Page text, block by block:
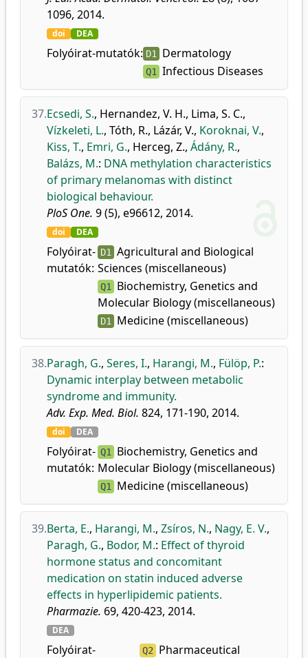
1096, 2014.
doi DEA
Folyóirat-mutatók: D1 Dermatology
Q1 Infectious Diseases
37.Ecsedi, S., Hernandez, V. H., Lima, S. C.,
Vízkeleti, L., Tóth, R., Lázár, V., Koroknai, V.,
Kiss, T., Emri, G., Herceg, Z., Ádány, R.,
Balázs, M.: DNA methylation characteristics
of primary melanomas with distinct
biological behaviour.
PloS One. 9 (5), e96612, 2014.
doi DEA
Folyóirat-
mutatók:
D1 Agricultural and Biological
Sciences (miscellaneous)
Q1 Biochemistry, Genetics and
Molecular Biology (miscellaneous)
D1 Medicine (miscellaneous)
38.Paragh, G., Seres, I., Harangi, M., Fülöp, P.:
Dynamic interplay between metabolic
syndrome and immunity.
Adv. Exp. Med. Biol. 824, 171-190, 2014.
doi DEA
Folyóirat-
mutatók:
Q1 Biochemistry, Genetics and
Molecular Biology (miscellaneous)
Q1 Medicine (miscellaneous)
39.Berta, E., Harangi, M., Zsíros, N., Nagy, E. V.,
Paragh, G., Bodor, M.: Effect of thyroid
hormone status and concomitant
medication on statin induced adverse
effects in hyperlipidemic patients.
Pharmazie. 69, 420-423, 2014.
DEA
Folyóirat-
Q2 Pharmaceutical